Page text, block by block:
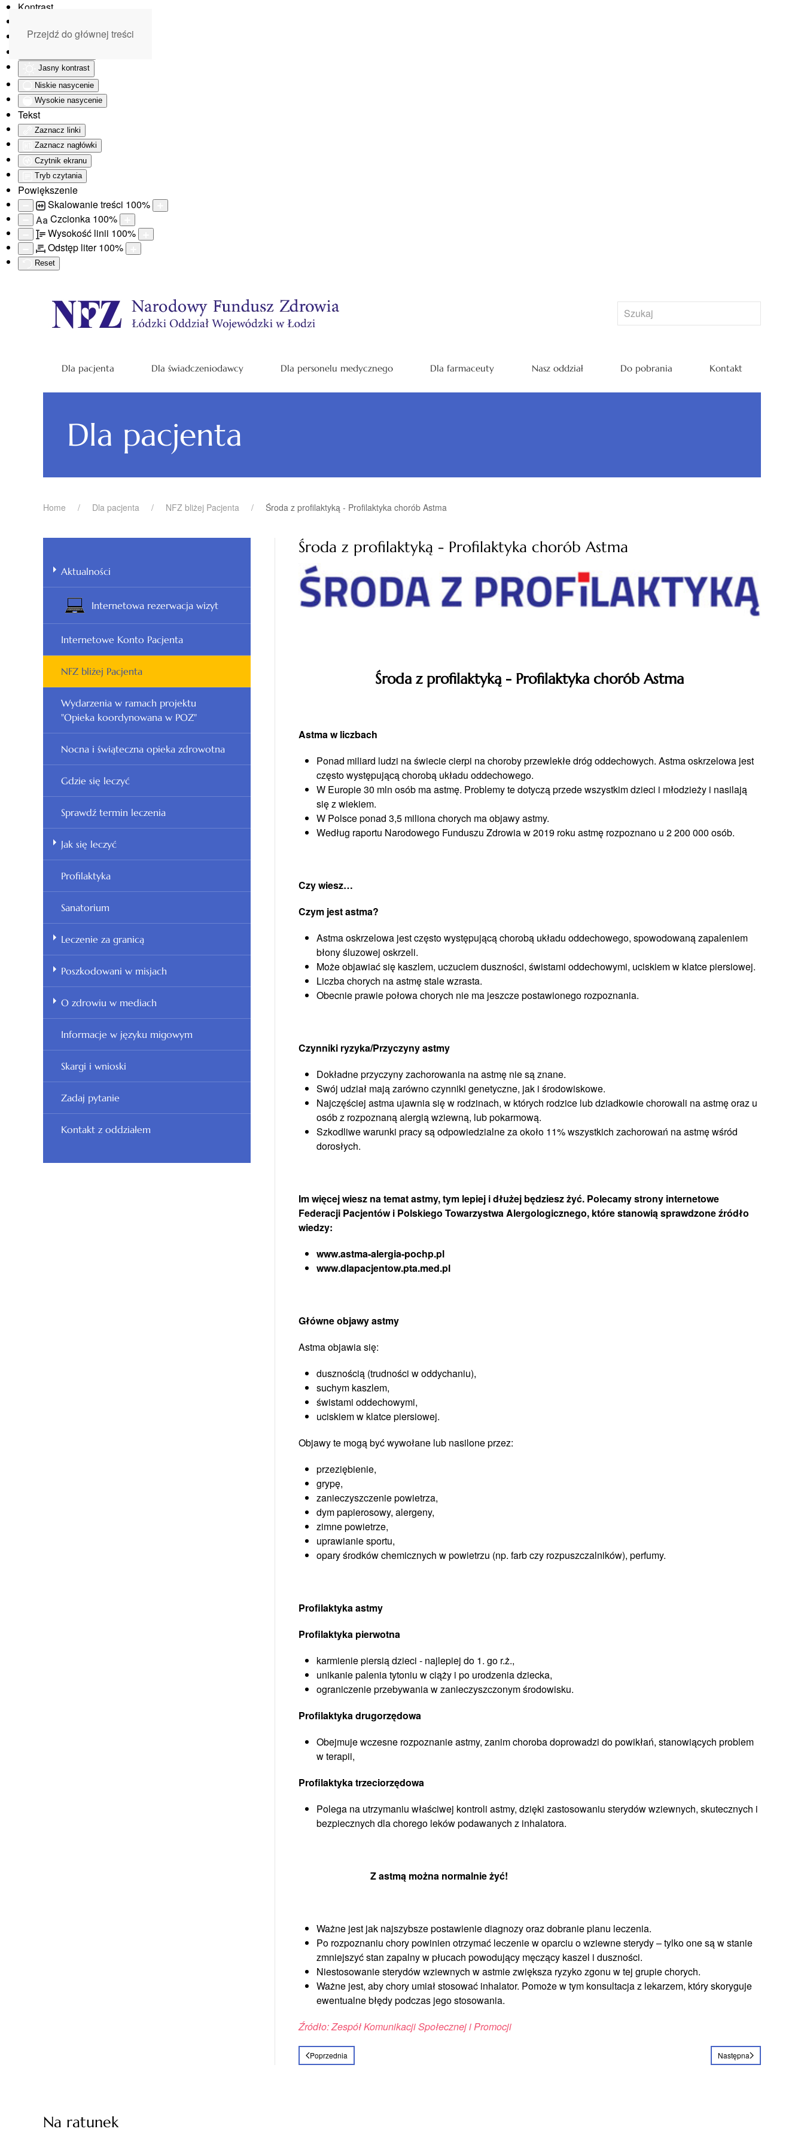
Kontrast
Monochromatyczny
Jasny kontrast
Niskie nasycenie
Wysokie nasycenie
Tekst
Zaznacz linki
Zaznacz nagłówki
Czytnik ekranu
Tryb czytania
Powiększenie
Skalowanie treści 100%
Aa Czcionka 100%
Wysokość linii 100%
Odstęp liter100%
Reset
Przejdź do głównej treści
Dla pacjenta Dla świadczeniodawcy Dla personelu medycznego Dla farmaceuty Nasz oddział Do pobrania Kontakt
Dla pacjenta
Home Dla pacjenta NFZ bliżej Pacjenta Środa z profilaktyką - Profilaktyka chorób Astma
Środa z profilaktyką - Profilaktyka chorób Astma
Środa z profilaktyką - Profilaktyka chorób Astma
Astma w liczbach
Ponad miliard ludzi na świecie cierpi na choroby przewlekłe dróg oddechowych. Astma oskrzelowa jest
często występującą chorobą układu oddechowego.
W Europie 30 mln osób ma astmę. Problemy te dotyczą przede wszystkim dzieci i młodzieży i nasilają
się z wiekiem.
W Polsce ponad 3,5 miliona chorych ma objawy astmy.
Według raportu Narodowego Funduszu Zdrowia w 2019 roku astmę rozpoznano u 2 200 000 osób.
Czy wiesz…
Czym jest astma?
Astma oskrzelowa jest często występującą chorobą układu oddechowego, spowodowaną zapaleniem
błony śluzowej oskrzeli.
Może objawiać się kaszlem, uczuciem duszności, świstami oddechowymi, uciskiem w klatce piersiowej.
Liczba chorych na astmę stale wzrasta.
Obecnie prawie połowa chorych nie ma jeszcze postawionego rozpoznania.
Czynniki ryzyka/Przyczyny astmy
Dokładne przyczyny zachorowania na astmę nie są znane.
Swój udział mają zarówno czynniki genetyczne, jak i środowiskowe.
Najczęściej astma ujawnia się w rodzinach, w których rodzice lub dziadkowie chorowali na astmę oraz u
osób z rozpoznaną alergią wziewną, lub pokarmową.
Szkodliwe warunki pracy są odpowiedzialne za około 11% wszystkich zachorowań na astmę wśród
dorosłych.
Im więcej wiesz na temat astmy, tym lepiej i dłużej będziesz żyć. Polecamy strony internetowe
Federacji Pacjentów i Polskiego Towarzystwa Alergologicznego, które stanowią sprawdzone źródło
wiedzy:
www.astma-alergia-pochp.pl
www.dlapacjentow.pta.med.pl
Główne objawy astmy
Astma objawia się:
dusznością (trudności w oddychaniu),
suchym kaszlem,
świstami oddechowymi,
uciskiem w klatce piersiowej.
Objawy te mogą być wywołane lub nasilone przez:
przeziębienie,
grypę,
zanieczyszczenie powietrza,
dym papierosowy, alergeny,
zimne powietrze,
uprawianie sportu,
opary środków chemicznych w powietrzu (np. farb czy rozpuszczalników), perfumy.
Profilaktyka astmy
Profilaktyka pierwotna
karmienie piersią dzieci - najlepiej do 1. go r.ż.,
unikanie palenia tytoniu w ciąży i po urodzenia dziecka,
ograniczenie przebywania w zanieczyszczonym środowisku.
Profilaktyka drugorzędowa
Obejmuje wczesne rozpoznanie astmy, zanim choroba doprowadzi do powikłań, stanowiących problem
w terapii,
Profilaktyka trzeciorzędowa
Polega na utrzymaniu właściwej kontroli astmy, dzięki zastosowaniu sterydów wziewnych, skutecznych i
bezpiecznych dla chorego leków podawanych z inhalatora.
Z astmą można normalnie żyć!
Ważne jest jak najszybsze postawienie diagnozy oraz dobranie planu leczenia.
Po rozpoznaniu chory powinien otrzymać leczenie w oparciu o wziewne sterydy – tylko one są w stanie
zmniejszyć stan zapalny w płucach powodujący męczący kaszel i duszności.
Niestosowanie sterydów wziewnych w astmie zwiększa ryzyko zgonu w tej grupie chorych.
Ważne jest, aby chory umiał stosować inhalator. Pomoże w tym konsultacja z lekarzem, który skoryguje
ewentualne błędy podczas jego stosowania.
Źródło: Zespół Komunikacji Społecznej i Promocji
Poprzednia Następna
Aktualności
Internetowa rezerwacja wizyt
Internetowe Konto Pacjenta
NFZ bliżej Pacjenta
Wydarzenia w ramach projektu
"Opieka koordynowana w POZ"
Nocna i świąteczna opieka zdrowotna
Gdzie się leczyć
Sprawdź termin leczenia
Jak się leczyć
Profilaktyka
Sanatorium
Leczenie za granicą
Poszkodowani w misjach
O zdrowiu w mediach
Informacje w języku migowym
Skargi i wnioski
Zadaj pytanie
Kontakt z oddziałem
Na ratunek